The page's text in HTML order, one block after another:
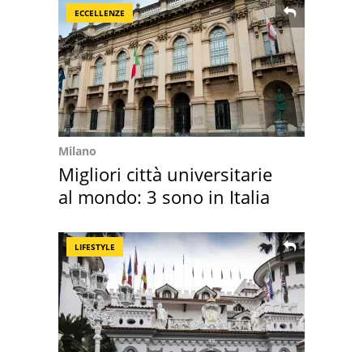
ECCELLENZE
Milano
Migliori città universitarie
al mondo: 3 sono in Italia
LIFESTYLE